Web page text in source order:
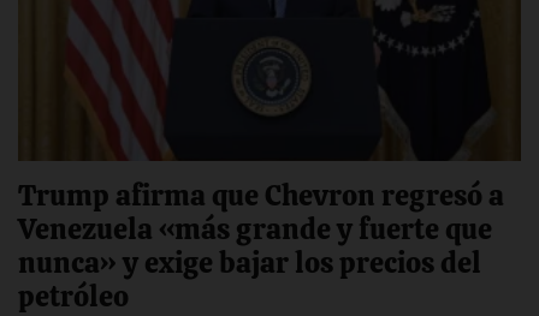
Trump afirma que Chevron regresó a
Venezuela «más grande y fuerte que
nunca» y exige bajar los precios del
petróleo